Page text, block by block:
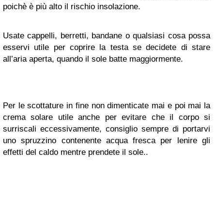
poichè è più alto il rischio insolazione.
Usate cappelli, berretti, bandane o qualsiasi cosa possa
esservi utile per coprire la testa se decidete di stare
all’aria aperta, quando il sole batte maggiormente.
Per le scottature in fine non dimenticate mai e poi mai la
crema solare utile anche per evitare che il corpo si
surriscali eccessivamente, consiglio sempre di portarvi
uno spruzzino contenente acqua fresca per lenire gli
effetti del caldo mentre prendete il sole..